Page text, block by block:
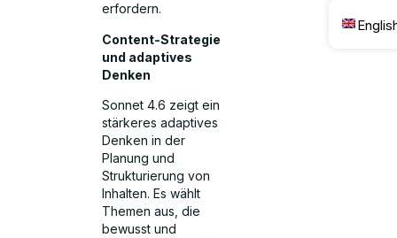
erfordern.
Content-Strategie
und adaptives
Denken
Sonnet 4.6 zeigt ein
stärkeres adaptives
Denken in der
Planung und
Strukturierung von
Inhalten. Es wählt
Themen aus, die
bewusst und